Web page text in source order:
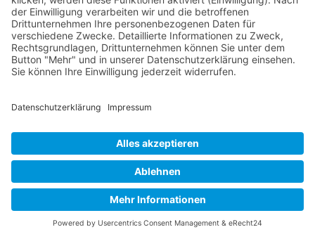
Organisation
Christian Hafften
Wettfahrtleitung